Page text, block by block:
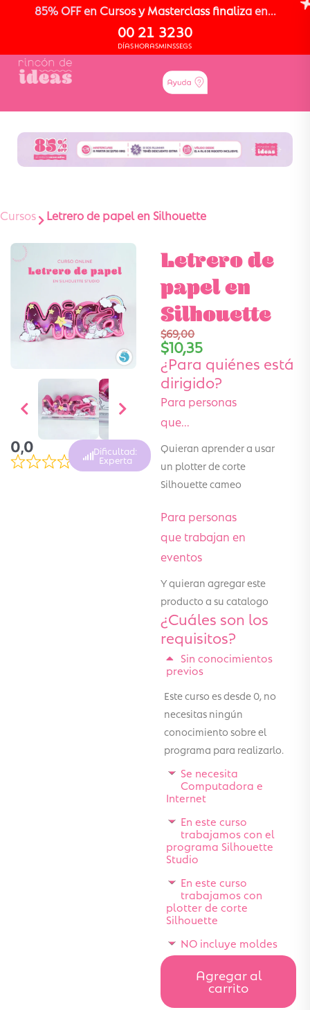
85% OFF en Cursos y Masterclass finaliza en...
00
DÍAS
21
HORAS
32
MINS
29
SEGS
Cursos Letrero de papel en Silhouette
0,0 Dificultad:
Experta
Letrero de
papel en
Silhouette
$69,00
$10,35
¿Para quiénes está
dirigido?
Para personas
que...
Quieran aprender a usar
un plotter de corte
Silhouette cameo
Para personas
que trabajan en
eventos
Y quieran agregar este
producto a su catalogo
¿Cuáles son los
requisitos?
Sin conocimientos
previos
Este curso es desde 0, no
necesitas ningún
conocimiento sobre el
programa para realizarlo.
Se necesita
Computadora e
Internet
En este curso
trabajamos con el
programa Silhouette
Studio
En este curso
trabajamos con
plotter de corte
Silhouette
NO incluye moldes
Agregar al
carrito